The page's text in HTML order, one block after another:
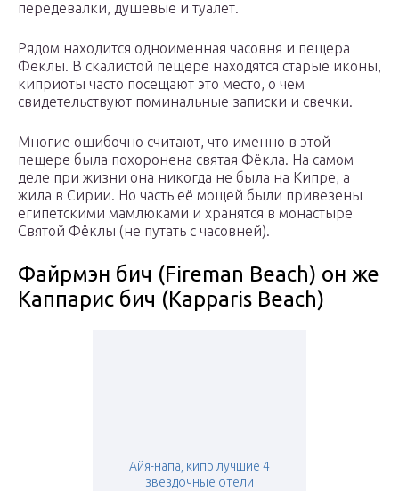
передевалки, душевые и туалет.
Рядом находится одноименная часовня и пещера
Феклы. В скалистой пещере находятся старые иконы,
киприоты часто посещают это место, о чем
свидетельствуют поминальные записки и свечки.
Многие ошибочно считают, что именно в этой
пещере была похоронена святая Фёкла. На самом
деле при жизни она никогда не была на Кипре, а
жила в Сирии. Но часть её мощей были привезены
египетскими мамлюками и хранятся в монастыре
Святой Фёклы (не путать с часовней).
Файрмэн бич (Fireman Beach) он же
Каппарис бич (Kapparis Beach)
Айя-напа, кипр лучшие 4
звездочные отели